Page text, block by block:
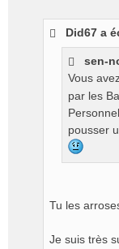
Did67 a
sen-
Vous
par les
pousser
Tu les
Je suis très